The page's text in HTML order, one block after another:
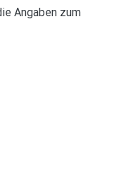
Angaben zum